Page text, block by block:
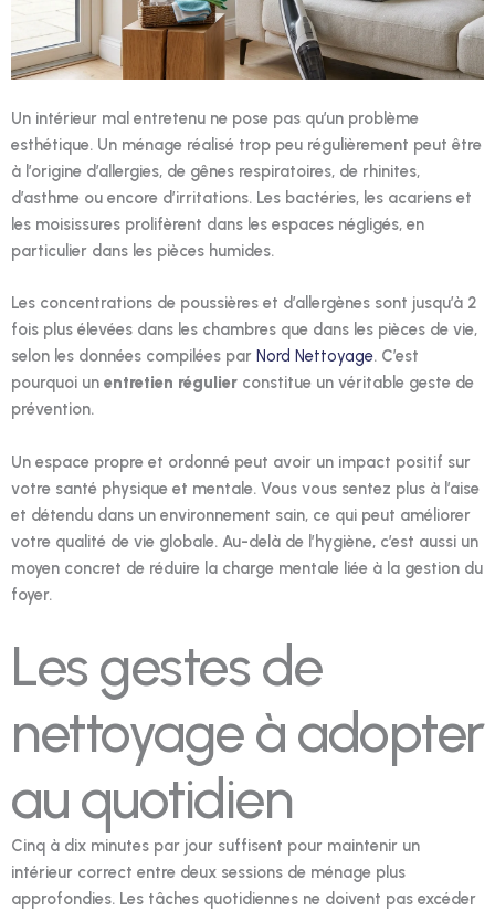
Un intérieur mal entretenu ne pose pas qu’un problème
esthétique. Un ménage réalisé trop peu régulièrement peut être
à l’origine d’allergies, de gênes respiratoires, de rhinites,
d’asthme ou encore d’irritations. Les bactéries, les acariens et
les moisissures prolifèrent dans les espaces négligés, en
particulier dans les pièces humides.
Les concentrations de poussières et d’allergènes sont jusqu’à 2
fois plus élevées dans les chambres que dans les pièces de vie,
selon les données compilées par Nord Nettoyage. C’est
pourquoi un entretien régulier constitue un véritable geste de
prévention.
Un espace propre et ordonné peut avoir un impact positif sur
votre santé physique et mentale. Vous vous sentez plus à l’aise
et détendu dans un environnement sain, ce qui peut améliorer
votre qualité de vie globale. Au-delà de l’hygiène, c’est aussi un
moyen concret de réduire la charge mentale liée à la gestion du
foyer.
Les gestes de
nettoyage à adopter
au quotidien
Cinq à dix minutes par jour suffisent pour maintenir un
intérieur correct entre deux sessions de ménage plus
approfondies. Les tâches quotidiennes ne doivent pas excéder